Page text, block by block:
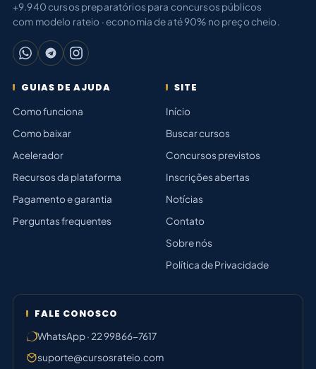
+9.940 cursos preparatórios para concursos públicos
com modelo rateio · economia de até 90% no preço cheio.
GUIAS DE AJUDA
Como funciona
Como baixar
Acelerador
Recursos da plataforma
Pagamento e garantia
Perguntas frequentes
SITE
Início
Buscar cursos
Concursos previstos
Inscrições abertas
Notícias
Contato
Sobre nós
Política de Privacidade
FALE CONOSCO
WhatsApp · 22 99866-7617
suporte@cursosrateio.com